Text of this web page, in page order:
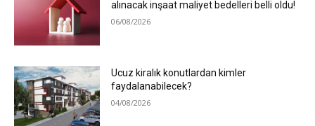
alınacak inşaat maliyet bedelleri belli oldu!
06/08/2026
Ucuz kiralık konutlardan kimler
faydalanabilecek?
04/08/2026